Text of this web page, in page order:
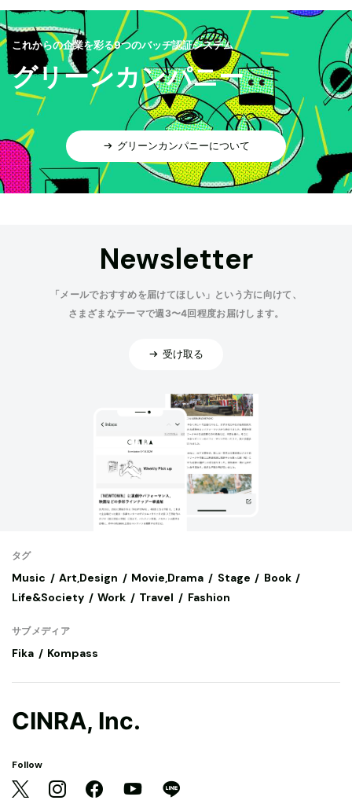
これからの企業を彩る9つのバッヂ認証システム
グリーンカンパニー
グリーンカンパニーについて
Newsletter
「メールでおすすめを届けてほしい」という方に向けて、
さまざまなテーマで週3〜4回程度お届けします。
受け取る
タグ
Music Art,Design Movie,Drama Stage
Book
Life&Society
Work Travel Fashion
サブメディア
Fika Kompass
CINRA, Inc.
Follow